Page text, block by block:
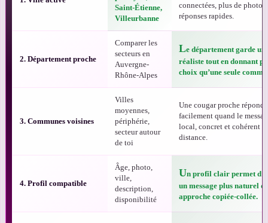
Saint-Étienne,
Villeurbanne
connectées, plus de photos
réponses rapides.
2. Département proche
Comparer les
secteurs en
Auvergne-
Rhône-Alpes
Le département garde
réaliste tout en donnant
choix qu’une seule
3. Communes voisines
Villes
moyennes,
périphérie,
secteur autour
de toi
Une cougar proche répond
facilement quand le
local, concret et cohérent
distance.
4. Profil compatible
Âge, photo,
ville,
description,
disponibilité
Un profil clair permet
un message plus naturel
approche copiée-collée.